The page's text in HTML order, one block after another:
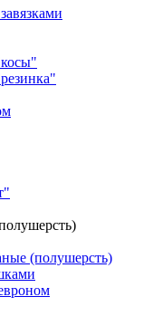
(полушерсть)